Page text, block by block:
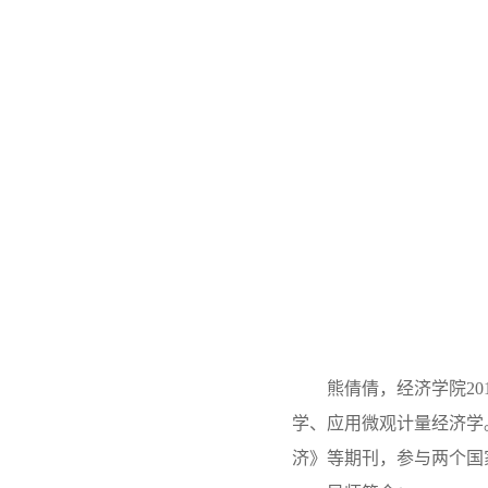
熊倩倩，经济学院
学、应用微观计量经济学
济》等期刊，参与两个